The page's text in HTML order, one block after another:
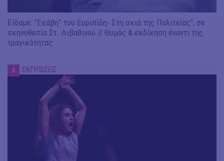
Είδαμε: "Εκάβη” του Ευριπίδη- Στη σκιά της Πολιτείας", σε
σκηνοθεσία Στ. Λιβαθινού // Θυμός & εκδίκηση έναντι της
τραγικότητας
# ΕΝΤΥΠΩΣΕΙΣ